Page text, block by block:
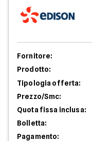
Fornitore:
Prodotto:
Tipologia offerta:
Prezzo/Smc:
Quota fissa inclusa:
Bolletta:
Pagamento: